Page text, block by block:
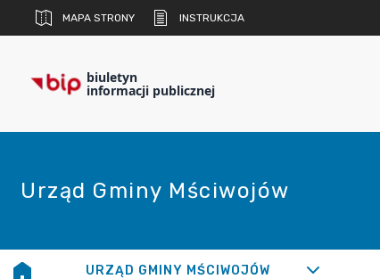
MAPA STRONY INSTRUKCJA
biuletyn
informacji publicznej
Urząd Gminy Mściwojów
URZĄD GMINY MŚCIWOJÓW